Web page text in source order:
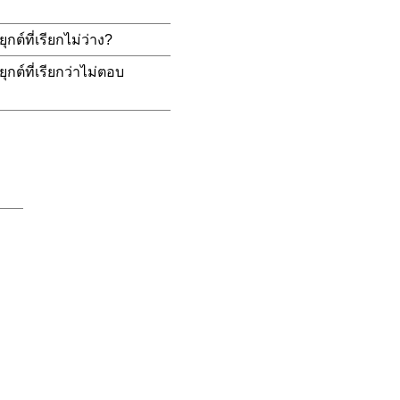
ต์ที่เรียกไม่ว่าง?
ต์ที่เรียกว่าไม่ตอบ